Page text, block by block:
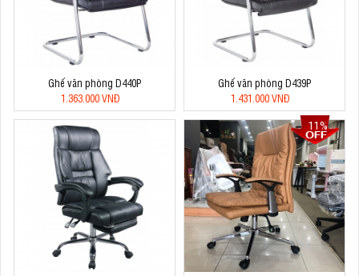
Ghế văn phòng D440P
1.363.000 VNĐ
Ghế văn phòng D439P
1.431.000 VNĐ
11%